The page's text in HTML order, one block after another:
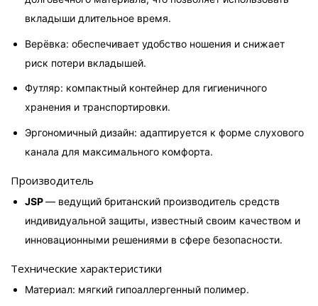
вкладыши длительное время.
Верёвка: обеспечивает удобство ношения и снижает
риск потери вкладышей.
Футляр: компактный контейнер для гигиеничного
хранения и транспортировки.
Эргономичный дизайн: адаптируется к форме слухового
канала для максимального комфорта.
Производитель
JSP — ведущий британский производитель средств
индивидуальной защиты, известный своим качеством и
инновационными решениями в сфере безопасности.
Технические характеристики
Материал: мягкий гипоаллергенный полимер.